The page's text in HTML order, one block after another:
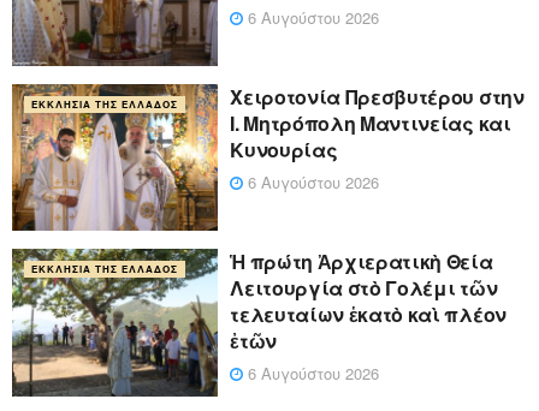
6 Αυγούστου 2026
ΕΚΚΛΗΣΊΑ ΤΗΣ ΕΛΛΆΔΟΣ
Xειροτονία Πρεσβυτέρου στην
Ι. Μητρόπολη Μαντινείας και
Κυνουρίας
6 Αυγούστου 2026
ΕΚΚΛΗΣΊΑ ΤΗΣ ΕΛΛΆΔΟΣ
Ἡ πρώτη Ἀρχιερατικὴ Θεία
Λειτουργία στὸ Γολέμι τῶν
τελευταίων ἑκατὸ καὶ πλέον
ἐτῶν
6 Αυγούστου 2026